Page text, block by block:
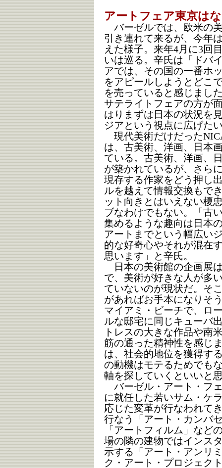
アートフェア東京は
バーゼルでは、欧米の
引き連れて来るが、今年
えた様子。来年4月に3回
いは巡る。辛氏は「ドバ
アでは、その国の一番ホ
をアピールしようとどこ
を売っていると感じまし
サテライトフェアの方が
はりまずは日本の状況を
ジアという視点に広げた
現代美術だけだった
は、古美術、洋画、日本
ている。古美術、洋画、
が築かれているが、さら
現存する作家をどう押し
ルを越えて情報交換もで
ット向きとはいえない榎
ブなわけでもない。「古
集めるような趣向は日本
アートまでという幅広い
的な好奇心やそれが混在
思います」と辛氏。
日本の美術館の企画展
で、美術が好きな人が多
ていないのが現状だ。そ
があればお手本になりそ
マイアミ・ビーチで、ロ
ルな邸宅に同じキューバ
トレスの大きな作品や南
筋の通った精神性を感じ
は、社会的地位を獲得す
の動機はモテるためでも
軸を探していくといいと
バーゼル・アート・フ
に就任した若いサム・ケ
応じた変革が行なわれて
行なう「アート・カンバ
「アートフィルム」など
場の隣の建物ではインス
示する「アート・アンリ
ク・アート・プロジェク